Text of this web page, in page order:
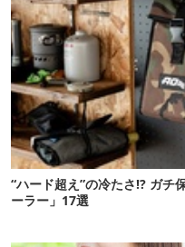
“ハード超え”の冷たさ!? ガチ
ーラー」17選